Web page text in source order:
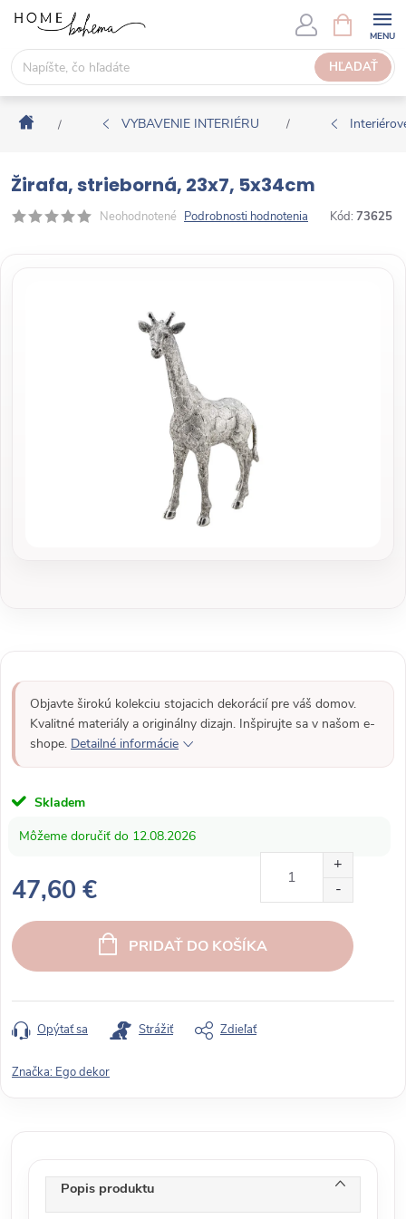
s
HĽADAŤ
Á
K
U
P
N
Í
Domov
/ VYBAVENIE INTERIÉRU /
Žirafa, strieborná, 23x7, 5x34cm
Neohodnotené Podrobnosti hodnotenia Kód: 73625
Objavte širokú kolekciu stojacich dekorácií pre váš domov.
Kvalitné materiály a originálny dizajn. Inšpirujte sa v našom e-
shope. Detailné informácie
Skladem
12.08.2026
47,60 €
e
d
o
t
o
PRIDAŤ DO KOŠÍKA
Opýtať sa Strážiť Zdieľať
Značka: Ego dekor
Popis produktu